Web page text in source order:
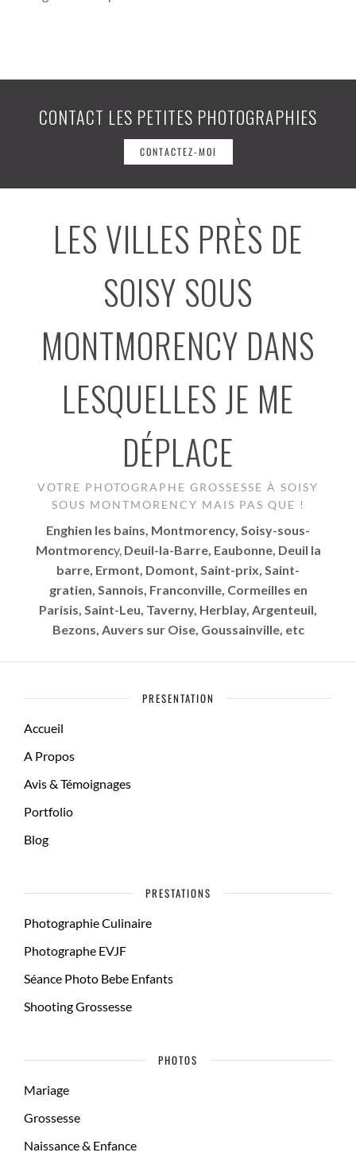
CONTACT LES PETITES PHOTOGRAPHIES
CONTACTEZ-MOI
LES VILLES PRÈS DE
SOISY SOUS
MONTMORENCY DANS
LESQUELLES JE ME
DÉPLACE
VOTRE PHOTOGRAPHE GROSSESSE À SOISY
SOUS MONTMORENCY MAIS PAS QUE !
Enghien les bains, Montmorency, Soisy-sous-
Montmorency, Deuil-la-Barre, Eaubonne, Deuil la
barre, Ermont, Domont, Saint-prix, Saint-
gratien, Sannois, Franconville, Cormeilles en
Parisis, Saint-Leu, Taverny, Herblay, Argenteuil,
Bezons, Auvers sur Oise, Goussainville, etc
PRESENTATION
Accueil
A Propos
Avis & Témoignages
Portfolio
Blog
PRESTATIONS
Photographie Culinaire
Photographe EVJF
Séance Photo Bebe Enfants
Shooting Grossesse
PHOTOS
Mariage
Grossesse
Naissance & Enfance